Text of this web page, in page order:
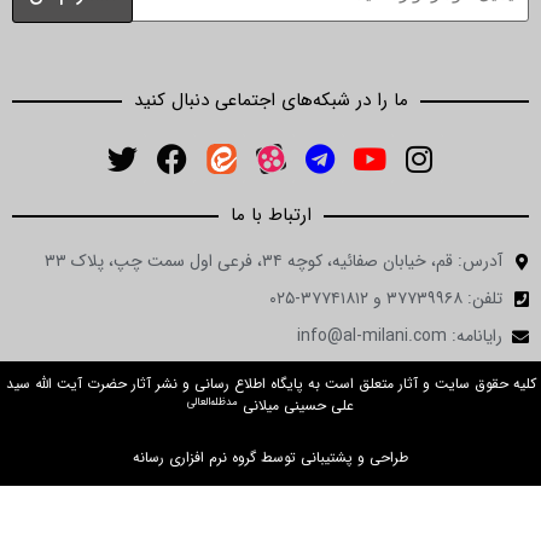
ما را در شبکه‌های اجتماعی دنبال کنید
ارتباط با ما
صفائیه، کوچه ۳۴، فرعی اول سمت چپ، پلاک ۳۳
و آثار متعلق است به پایگاه اطلاع رسانی و نشر آثار حضرت آیت الله سید
علی حسینی میلانی مدظله‌العالی
طراحی و پشتیبانی توسط گروه نرم افزاری رسانه